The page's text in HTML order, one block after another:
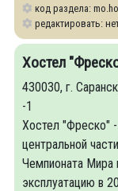
код раздела:
редактировать:
Хостел
430030, г.
-1
Хостел "Фреско"
центральной
Чемпионата Мира
эксплуатацию в